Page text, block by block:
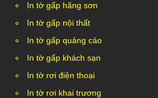
In tờ gấp hãng sơn
In tờ gấp nội thất
In tờ gấp quảng cáo
In tờ gấp khách sạn
In tờ rơi điện thoại
In tờ rơi khai trương